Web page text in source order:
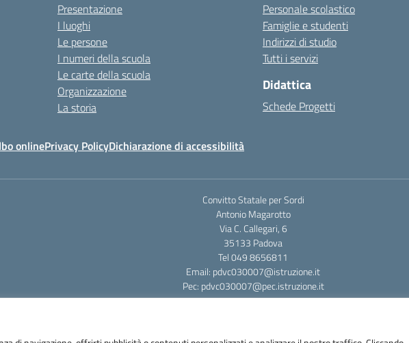
Presentazione
I luoghi
Le persone
I numeri della scuola
Le carte della scuola
Organizzazione
La storia
Personale scolastico
Famiglie e studenti
Indirizzi di studio
Tutti i servizi
Didattica
Schede Progetti
onlinePrivacy PolicyDichiarazione di accessibilità
Convitto Statale per Sordi
Antonio Magarotto
Via C. Callegari, 6
35133 Padova
Tel 049 8656811
Email: pdvc030007@istruzione.it
Pec: pdvc030007@pec.istruzione.it